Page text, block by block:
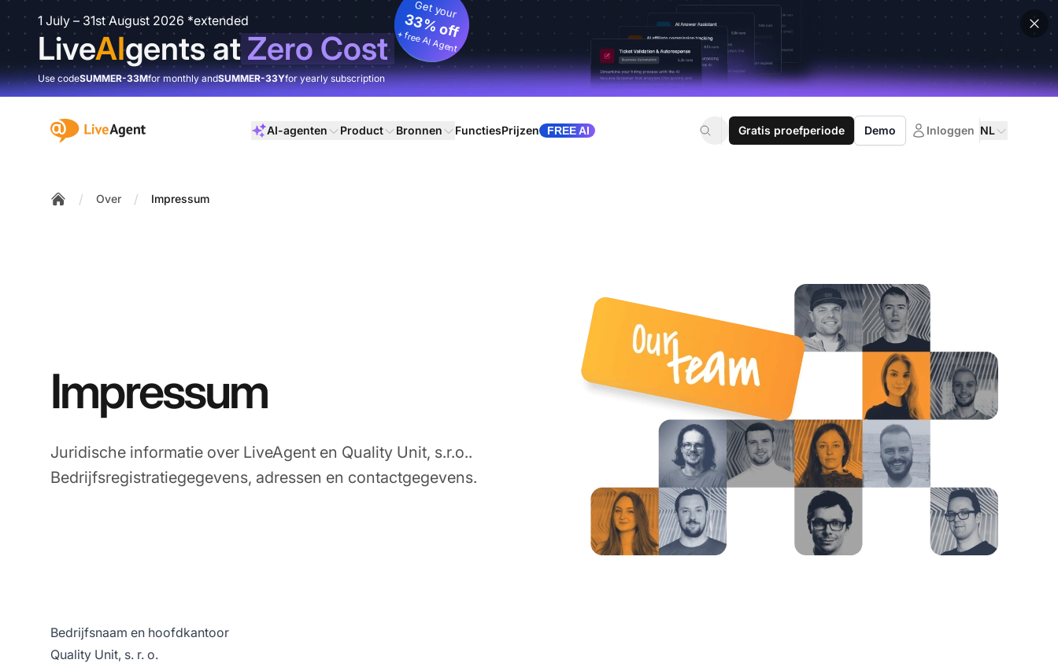
1 July – 31st August 2026 *extended
LiveAIgents atZero Cost
Get your
33% off
+ free AI Agent
Use codeSUMMER-33Mfor monthly andSUMMER-33Yfor yearly subscription
:site.title AI-agenten Product Bronnen FunctiesPrijzen FREE AI Gratis proefperiode Demo Inloggen NL
/ Over / Impressum
Impressum
Juridische informatie over LiveAgent en Quality Unit, s.r.o..
Bedrijfsregistratiegegevens, adressen en contactgegevens.
Bedrijfsnaam en hoofdkantoor
Quality Unit, s. r. o.